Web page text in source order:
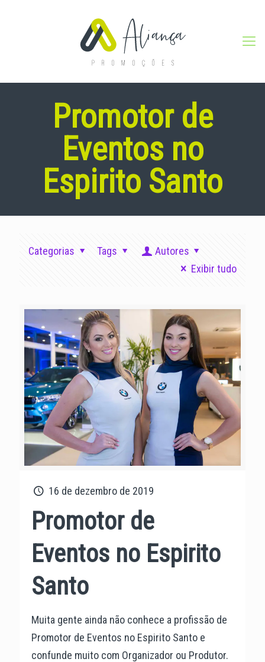
Promotor de
Eventos no
Espirito Santo
Categorias Tags
Autores
Exibir tudo
16 de dezembro de 2019
Promotor de
Eventos no Espirito
Santo
Muita gente ainda não conhece a profissão de
Promotor de Eventos no Espirito Santo e
confunde muito com Organizador ou Produtor.